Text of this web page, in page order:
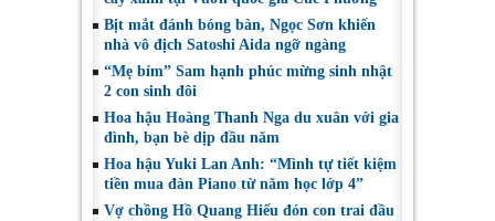
Bịt mắt đánh bóng bàn, Ngọc Sơn khiến
nhà vô địch Satoshi Aida ngỡ ngàng
“Mẹ bỉm” Sam hạnh phúc mừng sinh nhật
2 con sinh đôi
Hoa hậu Hoàng Thanh Nga du xuân với gia
đình, bạn bè dịp đầu năm
Hoa hậu Yuki Lan Anh: “Mình tự tiết kiệm
tiền mua đàn Piano từ năm học lớp 4”
Vợ chồng Hồ Quang Hiếu đón con trai đầu